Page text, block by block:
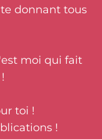
donnant tous
moi qui fait
toi !
!